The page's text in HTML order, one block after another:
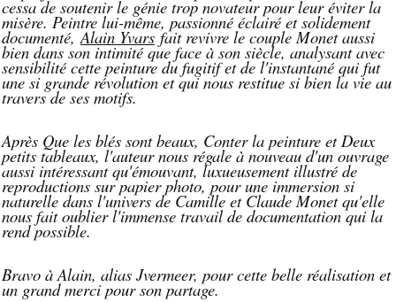
cessa de soutenir le génie trop novateur pour leur éviter la
misère. Peintre lui-même, passionné éclairé et solidement
documenté,Alain Yvars fait revivre le couple Monet aussi
bien dans son intimité que face à son siècle, analysant avec
sensibilité cette peinture du fugitif et de l'instantané qui fut
une si grande révolution et qui nous restitue si bien la vie au
travers de ses motifs.
Après Que les blés sont beaux, Conter la peinture et Deux
petits tableaux, l'auteur nous régale à nouveau d'un ouvrage
aussi intéressant qu'émouvant, luxueusement illustré de
reproductions sur papier photo, pour une immersion si
naturelle dans l'univers de Camille et Claude Monet qu'elle
nous fait oublier l'immense travail de documentation qui la
rend possible.
Bravo à Alain, alias Jvermeer, pour cette belle réalisation et
un grand merci pour son partage.